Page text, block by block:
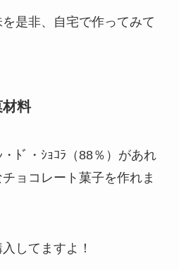
是非、自宅で作ってみて
料
ﾄﾞ・ｼｮｺﾗ（88％）があれ
ョコレート菓子を作れま
してますよ！